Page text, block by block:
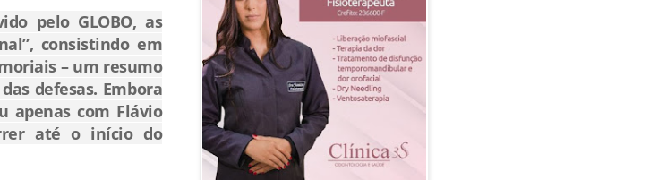
pelo GLOBO, as
consistindo em
– um resumo
defesas. Embora
apenas com Flávio
até o início do